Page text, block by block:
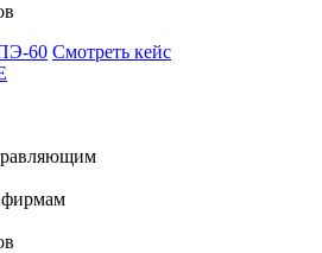
60 Смотреть кейс